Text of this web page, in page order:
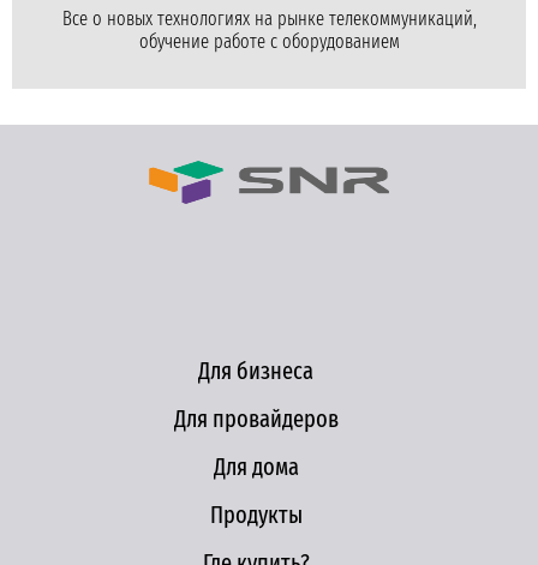
Все о новых технологиях на рынке телекоммуникаций,
обучение работе с оборудованием
Для бизнеса
Для провайдеров
Для дома
Продукты